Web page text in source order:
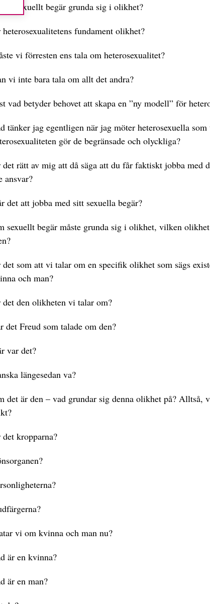
sexuellt begär grunda sig i olikhet?
fundament olikhet?
vi förresten ens tala om heterosexualitet?
vi inte bara tala om allt det andra?
vad betyder behovet att skapa en ”ny modell” för
tänker jag egentligen när jag möter heterosexuella
gör de begränsade och olyckliga?
rätt av mig att då säga att du får faktiskt jobba med
ansvar?
det att jobba med sitt sexuella begär?
sexuellt begär måste grunda sig i olikhet, vilken
som att vi talar om en specifik olikhet som sägs
och man?
den olikheten vi talar om?
det Freud som talade om den?
var det?
längesedan va?
det är den – vad grundar sig denna olikhet på? Alltså,
kropparna?
vi om kvinna och man nu?
är en kvinna?
är en man?